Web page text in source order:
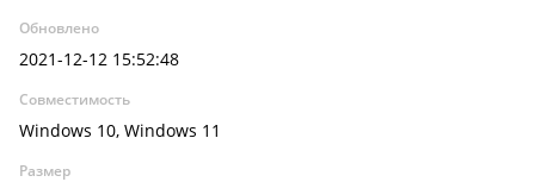
Обновлено
2021-12-12 15:52:48
Совместимость
Windows 10, Windows 11
Размер